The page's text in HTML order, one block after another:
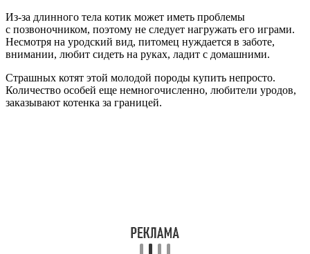
Из-за длинного тела котик может иметь проблемы
с позвоночником, поэтому не следует нагружать его играми.
Несмотря на уродский вид, питомец нуждается в заботе,
внимании, любит сидеть на руках, ладит с домашними.
Страшных котят этой молодой породы купить непросто.
Количество особей еще немногочисленно, любители уродов,
заказывают котенка за границей.